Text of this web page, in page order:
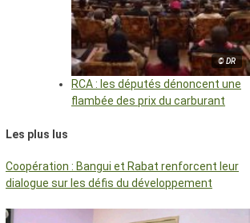
© DR
RCA : les députés dénoncent une
flambée des prix du carburant
Les plus lus
Coopération : Bangui et Rabat renforcent leur
dialogue sur les défis du développement